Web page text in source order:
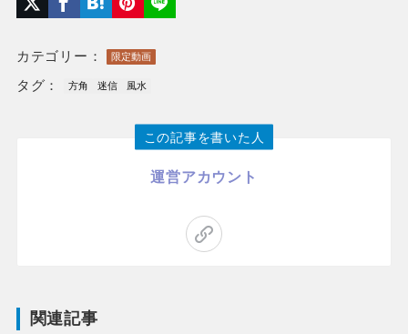
カテゴリー： 限定動画
タグ： 方角 迷信 風水
この記事を書いた人
運営アカウント
関連記事